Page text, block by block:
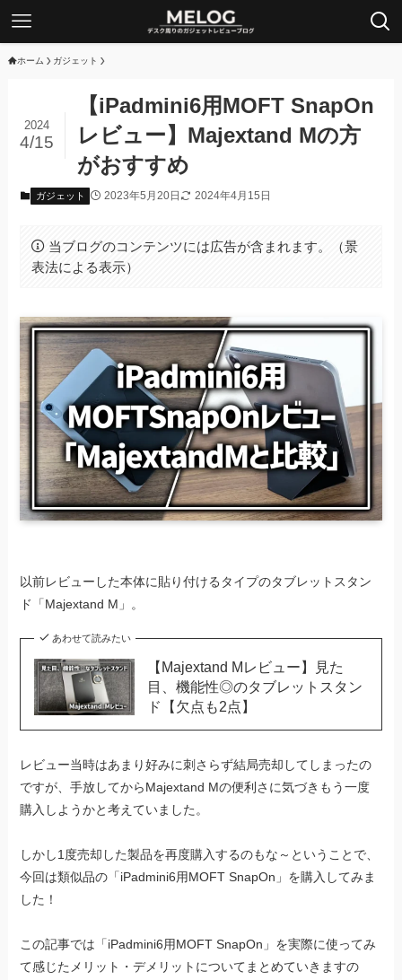
ホーム ガジェット
【iPadmini6用MOFT SnapOn
レビュー】Majextand Mの方
がおすすめ
2024
4/15
ガジェット 2023年5月20日 2024年4月15日
当ブログのコンテンツには広告が含まれます。（景
表法による表示）
以前レビューした本体に貼り付けるタイプのタブレットスタン
ド「Majextand M」。
あわせて読みたい
【Majextand Mレビュー】見た
目、機能性◎のタブレットスタン
ド【欠点も2点】
レビュー当時はあまり好みに刺さらず結局売却してしまったの
ですが、手放してからMajextand Mの便利さに気づきもう一度
購入しようかと考えていました。
しかし1度売却した製品を再度購入するのもな～ということで、
今回は類似品の「iPadmini6用MOFT SnapOn」を購入してみま
した！
この記事では「iPadmini6用MOFT SnapOn」を実際に使ってみ
て感じたメリット・デメリットについてまとめていきますの